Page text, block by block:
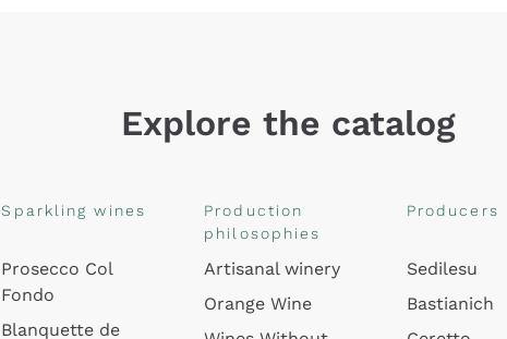
Explore the catalog
Sparkling wines
Prosecco Col
Fondo
Blanquette de
Production
philosophies
Artisanal winery
Orange Wine
Producers
Sedilesu
Bastianich